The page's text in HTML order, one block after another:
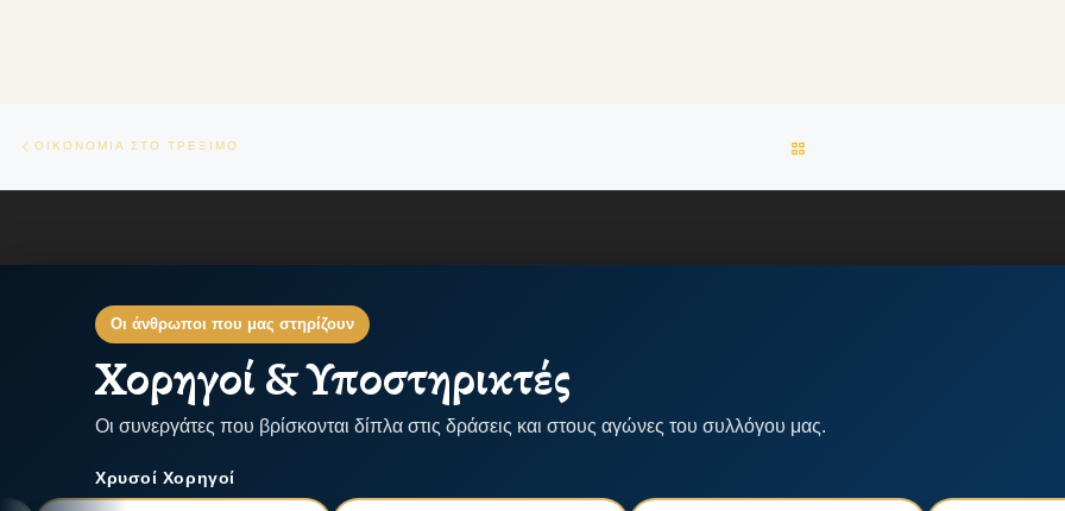
Πλοήγηση δημοσιεύσεων
ΟΙΚΟΝΟΜΙΑ ΣΤΟ ΤΡΕΞΙΜΟ
Οι άνθρωποι που μας στηρίζουν
Χορηγοί & Υποστηρικτές
Οι συνεργάτες που βρίσκονται δίπλα στις δράσεις και στους αγώνες του συλλόγου μας.
Χρυσοί Χορηγοί